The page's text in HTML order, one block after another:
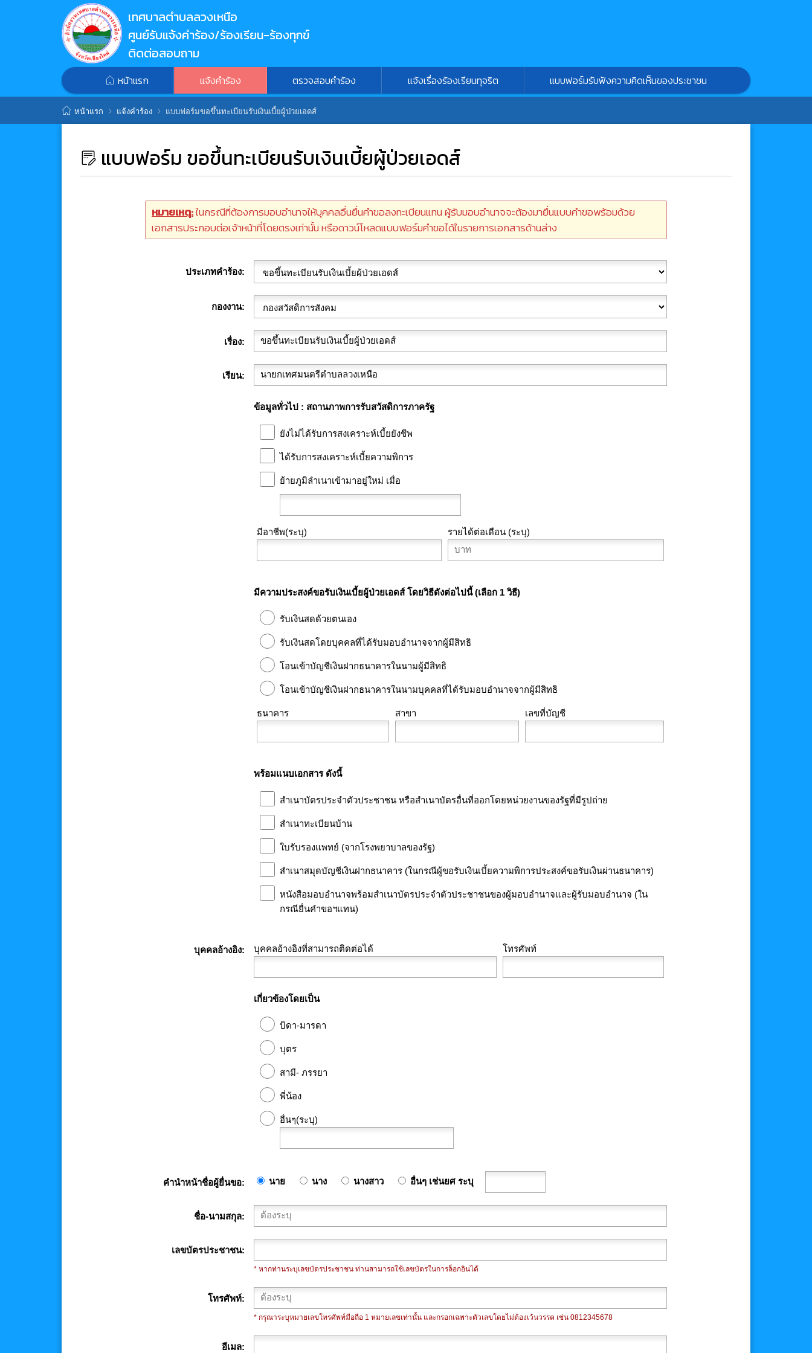
เทศบาลตำบลลวงเหนือ
ศูนย์รับแจ้งคำร้อง/ร้องเรียน-ร้องทุกข์
ติดต่อสอบถาม
หน้าแรก แจ้งคำร้อง ตรวจสอบคำร้อง แจ้งเรื่องร้องเรียนทุจริต แบบฟอร์มรับฟังความคิดเห็นของประชาชน
หน้าแรก แจ้งคำร้อง แบบฟอร์มขอขึ้นทะเบียนรับเงินเบี้ยผู้ป่วยเอดส์
แบบฟอร์ม ขอขึ้นทะเบียนรับเงินเบี้ยผู้ป่วยเอดส์
หมายเหตุ:ในกรณีที่ต้องการมอบอำนาจให้บุคคลอื่นยื่นคำขอลงทะเบียนแทน ผู้รับมอบอำนาจจะต้องมายื่นแบบคำขอพร้อมด้วย
เอกสารประกอบต่อเจ้าหน้าที่โดยตรงเท่านั้น หรือดาวน์โหลดแบบฟอร์มคำขอได้ในรายการเอกสารด้านล่าง
ประเภทคำร้อง
กองงาน
เรื่อง
เรียน
ข้อมูลทั่วไป : สถานภาพการรับสวัสดิการภาครัฐ
ยังไม่ได้รับการสงเคราะห์เบี้ยยังชีพ
ได้รับการสงเคราะห์เบี้ยความพิการ
ย้ายภูมิลำเนาเข้ามาอยู่ใหม่ เมื่อ
มีอาชีพ(ระบุ) รายได้ต่อเดือน (ระบุ)
มีความประสงค์ขอรับเงินเบี้ยผู้ป่วยเอดส์ โดยวิธีดังต่อไปนี้ (เลือก 1 วิธี)
รับเงินสดด้วยตนเอง
รับเงินสดโดยบุคคลที่ได้รับมอบอำนาจจากผู้มีสิทธิ
โอนเข้าบัญชีเงินฝากธนาคารในนามผู้มีสิทธิ
โอนเข้าบัญชีเงินฝากธนาคารในนามบุคคลที่ได้รับมอบอำนาจจากผู้มีสิทธิ
ธนาคาร สาขา เลขที่บัญชี
พร้อมแนบเอกสาร ดังนี้
สำเนาบัตรประจำตัวประชาชน หรือสำเนาบัตรอื่นที่ออกโดยหน่วยงานของรัฐที่มีรูปถ่าย
สำเนาทะเบียนบ้าน
ใบรับรองแพทย์ (จากโรงพยาบาลของรัฐ)
สำเนาสมุดบัญชีเงินฝากธนาคาร (ในกรณีผู้ขอรับเงินเบี้ยความพิการประสงค์ขอรับเงินผ่านธนาคาร)
หนังสือมอบอำนาจพร้อมสำเนาบัตรประจำตัวประชาชนของผู้มอบอำนาจและผู้รับมอบอำนาจ (ใน
กรณียื่นคำขอฯแทน)
บุคคลอ้างอิง บุคคลอ้างอิงที่สามารถติดต่อได้ โทรศัพท์
เกี่ยวข้องโดยเป็น
บิดา-มารดา
บุตร
สามี- ภรรยา
พี่น้อง
อื่นๆ(ระบุ)
คำนำหน้าชื่อผู้ยื่นขอ นาย นาง นางสาว อื่นๆ เช่นยศ ระบุ
ชื่อ-นามสกุล
เลขบัตรประชาชน
* หากท่านระบุเลขบัตรประชาชน ท่านสามารถใช้เลขบัตรในการล็อกอินได้
โทรศัพท์
* กรุณาระบุหมายเลขโทรศัพท์มือถือ 1 หมายเลขเท่านั้น และกรอกเฉพาะตัวเลขโดยไม่ต้องเว้นวรรค เช่น 0812345678
อีเมล